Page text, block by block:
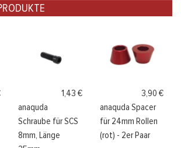
1,43 €
anaquda
Schraube für SCS
8mm, Länge
3,90 €
anaquda Spacer
für 24mm Rollen
(rot) - 2er Paar